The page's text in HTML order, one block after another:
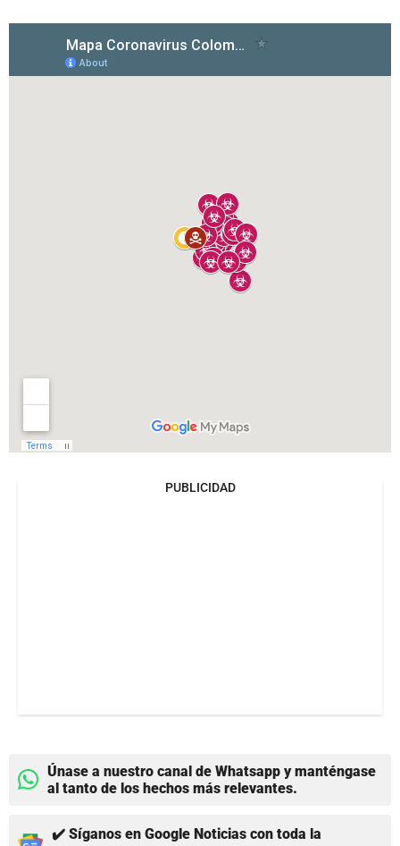
PUBLICIDAD
Únase a nuestro canal de Whatsapp y manténgase
al tanto de los hechos más relevantes.
✔️ Síganos en Google Noticias con toda la